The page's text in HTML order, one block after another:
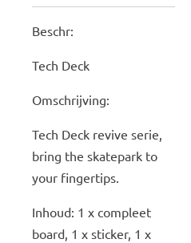
Beschr:
Tech Deck
Omschrijving:
Tech Deck revive serie,
bring the skatepark to
your fingertips.
Inhoud: 1 x compleet
board, 1 x sticker, 1 x